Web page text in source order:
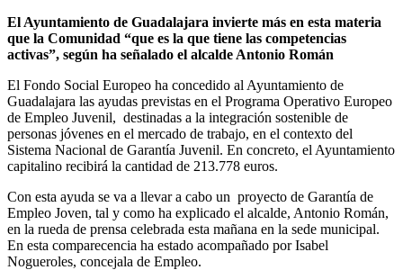
El Ayuntamiento de Guadalajara invierte más en esta materia
que la Comunidad “que es la que tiene las competencias
activas”, según ha señalado el alcalde Antonio Román
El Fondo Social Europeo ha concedido al Ayuntamiento de
Guadalajara las ayudas previstas en el Programa Operativo Europeo
de Empleo Juvenil, destinadas a la integración sostenible de
personas jóvenes en el mercado de trabajo, en el contexto del
Sistema Nacional de Garantía Juvenil. En concreto, el Ayuntamiento
capitalino recibirá la cantidad de 213.778 euros.
Con esta ayuda se va a llevar a cabo un proyecto de Garantía de
Empleo Joven, tal y como ha explicado el alcalde, Antonio Román,
en la rueda de prensa celebrada esta mañana en la sede municipal.
En esta comparecencia ha estado acompañado por Isabel
Nogueroles, concejala de Empleo.